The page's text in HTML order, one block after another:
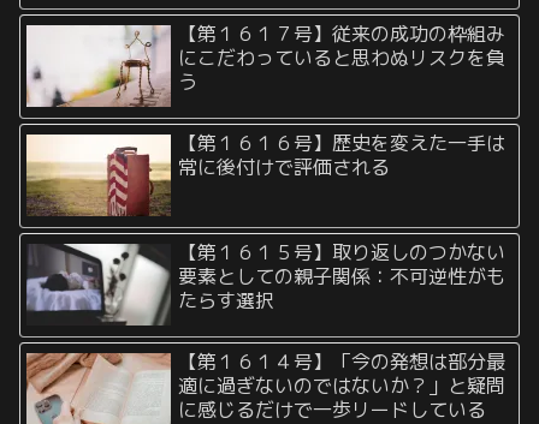
【第１６１７号】従来の成功の枠組み
にこだわっていると思わぬリスクを負
う
【第１６１６号】歴史を変えた一手は
常に後付けで評価される
【第１６１５号】取り返しのつかない
要素としての親子関係：不可逆性がも
たらす選択
【第１６１４号】「今の発想は部分最
適に過ぎないのではないか？」と疑問
に感じるだけで一歩リードしている